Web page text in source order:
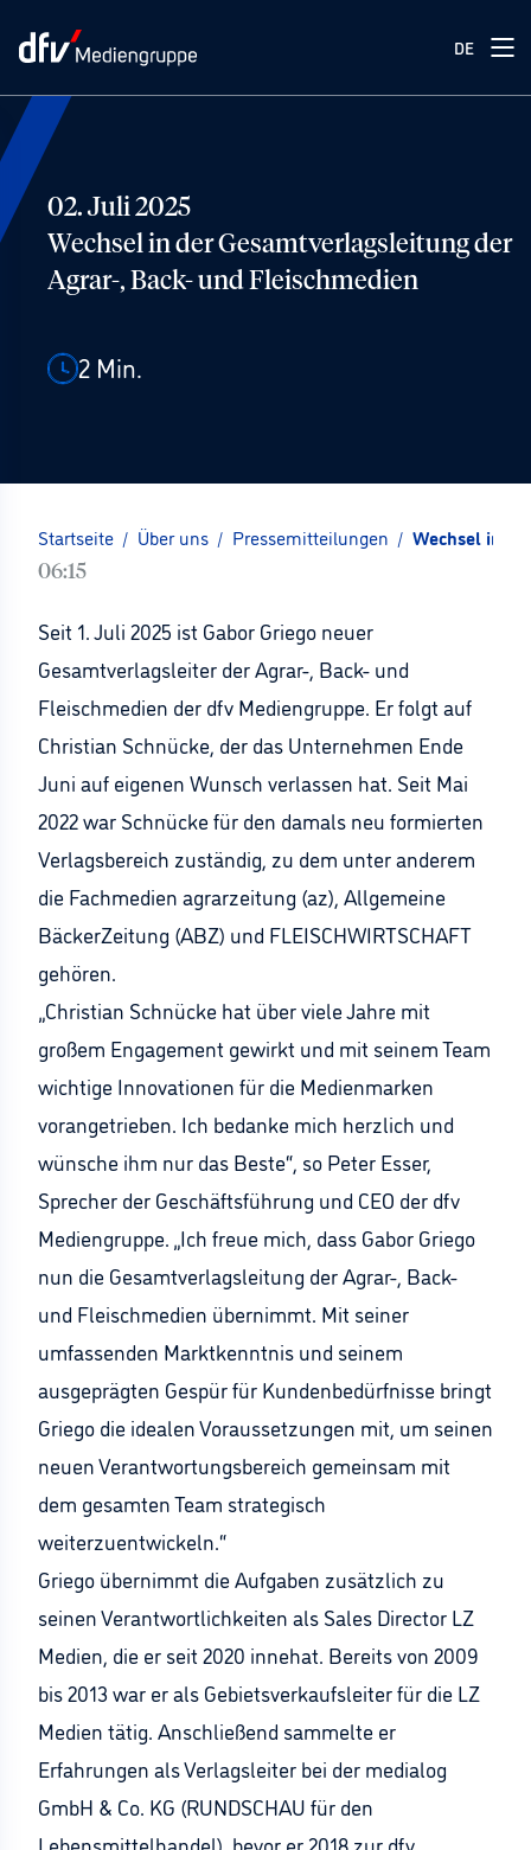
DE
02. Juli 2025
Wechsel in der Gesamtverlagsleitung der
Agrar-, Back- und Fleischmedien
2 Min.
Startseite / Über uns / Pressemitteilungen / Wechsel in
06:15
Seit 1. Juli 2025 ist Gabor Griego neuer
Gesamtverlagsleiter der Agrar-, Back- und
Fleischmedien der dfv Mediengruppe. Er folgt auf
Christian Schnücke, der das Unternehmen Ende
Juni auf eigenen Wunsch verlassen hat. Seit Mai
2022 war Schnücke für den damals neu formierten
Verlagsbereich zuständig, zu dem unter anderem
die Fachmedien agrarzeitung (az), Allgemeine
BäckerZeitung (ABZ) und FLEISCHWIRTSCHAFT
gehören.
„Christian Schnücke hat über viele Jahre mit
großem Engagement gewirkt und mit seinem Team
wichtige Innovationen für die Medienmarken
vorangetrieben. Ich bedanke mich herzlich und
wünsche ihm nur das Beste“, so Peter Esser,
Sprecher der Geschäftsführung und CEO der dfv
Mediengruppe. „Ich freue mich, dass Gabor Griego
nun die Gesamtverlagsleitung der Agrar-, Back-
und Fleischmedien übernimmt. Mit seiner
umfassenden Marktkenntnis und seinem
ausgeprägten Gespür für Kundenbedürfnisse bringt
Griego die idealen Voraussetzungen mit, um seinen
neuen Verantwortungsbereich gemeinsam mit
dem gesamten Team strategisch
weiterzuentwickeln.“
Griego übernimmt die Aufgaben zusätzlich zu
seinen Verantwortlichkeiten als Sales Director LZ
Medien, die er seit 2020 innehat. Bereits von 2009
bis 2013 war er als Gebietsverkaufsleiter für die LZ
Medien tätig. Anschließend sammelte er
Erfahrungen als Verlagsleiter bei der medialog
GmbH & Co. KG (RUNDSCHAU für den
Lebensmittelhandel), bevor er 2018 zur dfv